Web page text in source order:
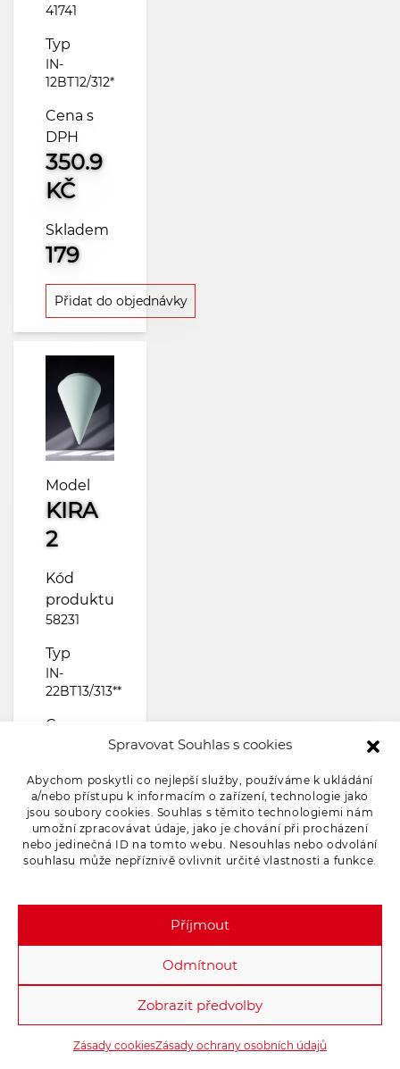
Spravovat Souhlas s cookies
Abychom poskytli co nejlepší služby, používáme k ukládání
a/nebo přístupu k informacím o zařízení, technologie jako
jsou soubory cookies. Souhlas s těmito technologiemi nám
umožní zpracovávat údaje, jako je chování při procházení
nebo jedinečná ID na tomto webu. Nesouhlas nebo odvolání
souhlasu může nepříznivě ovlivnit určité vlastnosti a funkce.
Příjmout
Odmítnout
Zobrazit předvolby
Zásady cookiesZásady ochrany osobních údajů
41741
Typ
IN-
12BT12/312*
Cena s
DPH
350.9
KČ
Skladem
179
Přidat do objednávky
Model
KIRA
2
Kód
produktu
58231
Typ
IN-
22BT13/313**
Cena s
447.7
KČ
Skladem
205
Přidat do objednávky